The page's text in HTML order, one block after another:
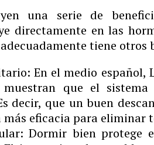
una serie de
directamente en las
tiene otros
En el medio español,
muestran que el
decir, que un buen
eficacia para eliminar
Dormir bien protege